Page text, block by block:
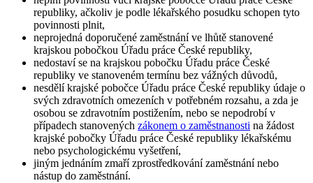
republiky, ačkoliv je podle lékařského posudku schopen tyto
povinnosti plnit,
neprojedná doporučené zaměstnání ve lhůtě stanovené
krajskou pobočkou Úřadu práce České republiky,
nedostaví se na krajskou pobočku Úřadu práce České
republiky ve stanoveném termínu bez vážných důvodů,
nesdělí krajské pobočce Úřadu práce České republiky údaje o
svých zdravotních omezeních v potřebném rozsahu, a zda je
osobou se zdravotním postižením, nebo se nepodrobí v
případech stanovených zákonem o zaměstnanosti na žádost
krajské pobočky Úřadu práce České republiky lékařskému
nebo psychologickému vyšetření,
jiným jednáním zmaří zprostředkování zaměstnání nebo
nástup do zaměstnání.